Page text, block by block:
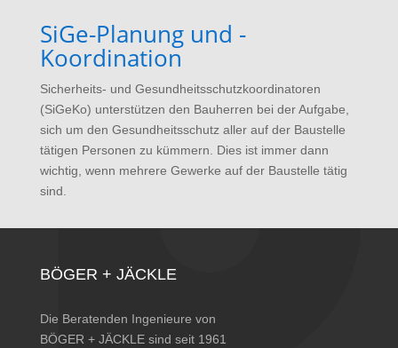
SiGe-Planung und -
Koordination
Sicherheits- und Gesundheitsschutzkoordinatoren
(SiGeKo) unterstützen den Bauherren bei der Aufgabe,
sich um den Gesundheitsschutz aller auf der Baustelle
tätigen Personen zu kümmern. Dies ist immer dann
wichtig, wenn mehrere Gewerke auf der Baustelle tätig
sind.
BÖGER + JÄCKLE
Die Beratenden Ingenieure von
BÖGER + JÄCKLE sind seit 1961